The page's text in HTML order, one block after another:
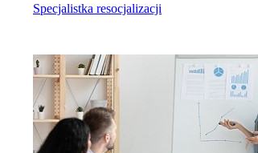
kalkulatora wynagrodzeń
Specjalistka resocjalizacji